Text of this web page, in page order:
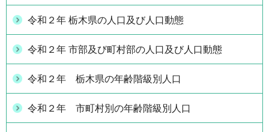
令和２年 栃木県の人口及び人口動態
令和２年 市部及び町村部の人口及び人口動態
令和２年 栃木県の年齢階級別人口
令和２年 市町村別の年齢階級別人口